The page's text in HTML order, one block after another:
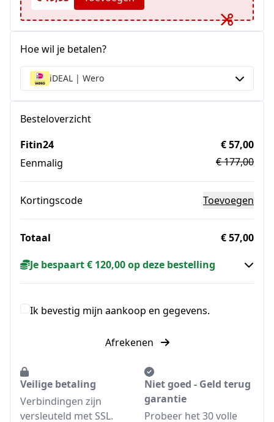
Hoe wil je betalen?
iDEAL | Wero
Besteloverzicht
Fitin24
Eenmalig
€ 57,00
€ 177,00
Kortingscode Toevoegen
Totaal
€ 57,00
Je bespaart € 120,00 op deze bestelling
Ik bevestig mijn aankoop en gegevens.
Afrekenen
Veilige betaling
Verbindingen zijn
versleuteld met SSL.
Niet goed - Geld terug
garantie
Probeer het 30 volle